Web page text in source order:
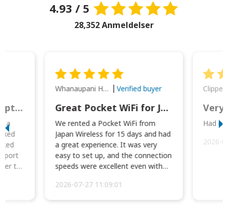
4.93 / 5
28,352 Anmeldelser
This was wonderful option to a family of four. Everything worked smoothly.
a
to
Whanaupani Henry Joseph Macown Verified buyer
Great Pocket WiFi for Japan Travel
We rented a Pocket WiFi from
Japan Wireless for 15 days and had
a great experience. It was very
easy to set up, and the connection
speeds were excellent even with
2026-07-27 11:09:01
Very
Had
2026-